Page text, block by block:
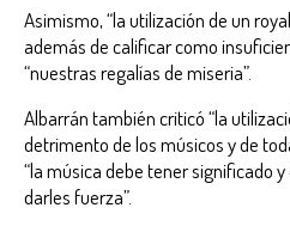
Asimismo, “la utilización de un
además de calificar como
“nuestras regalías de miseria”.
Albarrán también criticó “la
detrimento de los músicos y de
“la música debe tener significado
darles fuerza”.